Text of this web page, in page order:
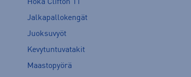
Hoka Clifton 11
Jalkapallokengät
Juoksuvyöt
Kevytuntuvatakit
Maastopyörä